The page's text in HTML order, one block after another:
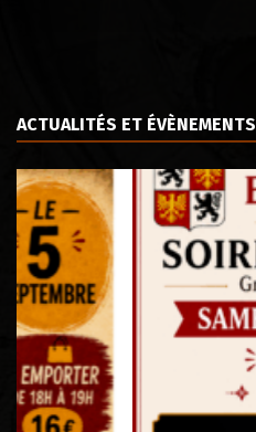
ACTUALITÉS ET ÉVÈNEMENTS